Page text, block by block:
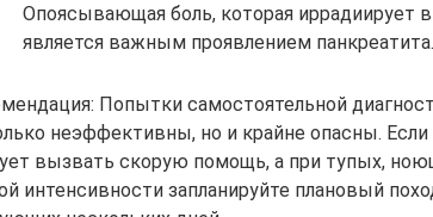
Опоясывающая боль, которая иррадиирует
является важным проявлением панкреатита.
Попытки самостоятельной
неэффективны, но и крайне опасны. Если
вызвать скорую помощь, а при тупых,
интенсивности запланируйте плановый